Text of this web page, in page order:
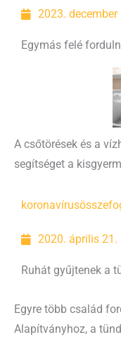
2023. december
Egymás felé
A csőtörések és a
segítséget a
koronavírus
2020. április 21.
Ruhát gyűjtenek a
Egyre több család
Alapítványhoz, a